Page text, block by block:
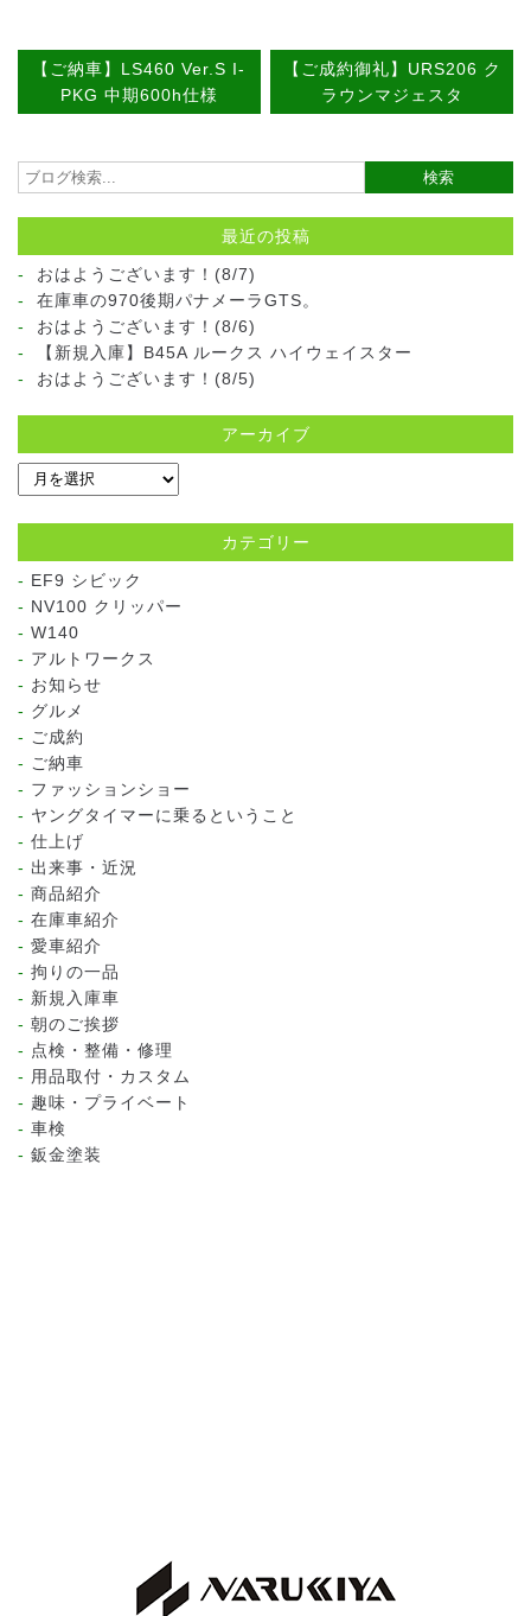
【ご納車】LS460 Ver.S I-
PKG 中期600h仕様
【ご成約御礼】URS206 ク
ラウンマジェスタ
最近の投稿
おはようございます！(8/7)
在庫車の970後期パナメーラGTS。
おはようございます！(8/6)
【新規入庫】B45A ルークス ハイウェイスター
おはようございます！(8/5)
アーカイブ
カテゴリー
EF9 シビック
NV100 クリッパー
W140
アルトワークス
お知らせ
グルメ
ご成約
ご納車
ファッションショー
ヤングタイマーに乗るということ
仕上げ
出来事・近況
商品紹介
在庫車紹介
愛車紹介
拘りの一品
新規入庫車
朝のご挨拶
点検・整備・修理
用品取付・カスタム
趣味・プライベート
車検
鈑金塗装